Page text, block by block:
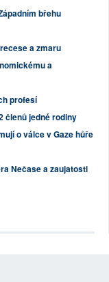
břehu
a zmaru
a
profesí
členů jedné rodiny
o válce v Gaze hůře
Nečase a zaujatosti